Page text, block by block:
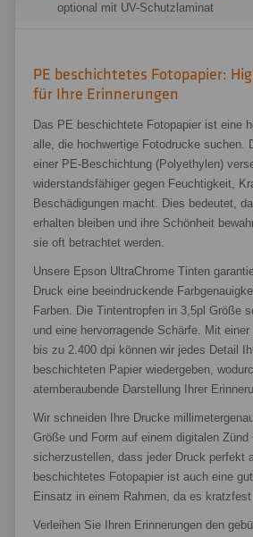
optional mit UV-Schutzlaminat
PE beschichtetes Fotopapier:
für Ihre Erinnerungen
Das PE beschichtete Fotopapier ist eine
alle, die hochwertige Fotodrucke suchen.
einer PE-Beschichtung (Polyethylen)
widerstandsfähiger gegen Feuchtigkeit,
Beschädigungen macht. Dies bedeutet,
erhalten bleiben und ihre Schönheit
sie oft betrachtet werden.
Unsere Epson UltraChrome Tinten
Druck eine beeindruckende
Farben. Die Tintentropfen in 3,5pl Größe
und eine hervorragende Schärfe. Mit
bis zu 2.400 dpi können wir jedes Detail
beschichteten Papier wiedergeben,
atemberaubende Darstellung Ihrer
Wir schneiden Ihre Drucke
Größe und Form auf einem digitalen Zünd
sicherzustellen, dass jeder Druck perfekt
beschichtetes Fotopapier ist auch eine
Einsatz in einem Rahmen, da es
Verleihen Sie Ihren Erinnerungen den